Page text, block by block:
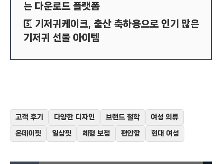
는 다운로드 플랫폼
5️⃣ 기저귀케이크, 출산 축하용으로 인기 많은
기저귀 선물 아이템
고객 후기 다양한 디자인 브랜드 철학 여성 의류
온데이핏 일상핏 체형 보정 편안함 현대 여성